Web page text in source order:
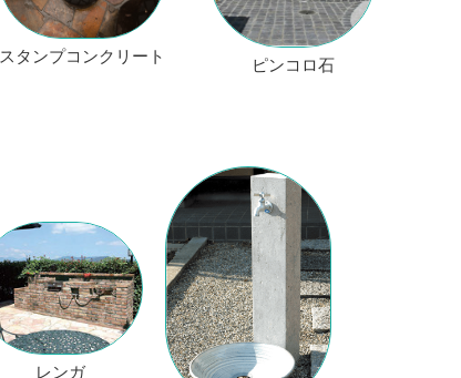
スタンプコンクリート
ピンコロ石
レンガ